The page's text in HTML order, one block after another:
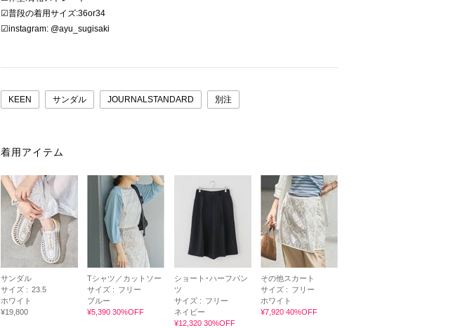
☑︎普段の着用サイズ:36or34
☑︎instagram: @ayu_sugisaki
KEEN サンダル JOURNALSTANDARD 別注
着用アイテム
サンダル
サイズ : 23.5
ホワイト
¥19,800
Tシャツ／カットソー
サイズ : フリー
ブルー
¥5,390 30%OFF
ショート･ハーフパン
ツ
サイズ : フリー
ネイビー
¥12,320 30%OFF
その他スカート
サイズ : フリー
ホワイト
¥7,920 40%OFF